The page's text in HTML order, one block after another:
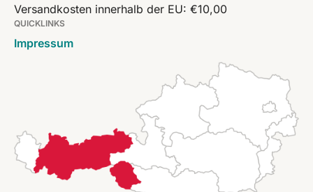
Versandkosten innerhalb der EU: €10,00
QUICKLINKS
Impressum